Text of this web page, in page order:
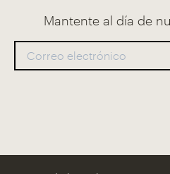
Mantente al día de